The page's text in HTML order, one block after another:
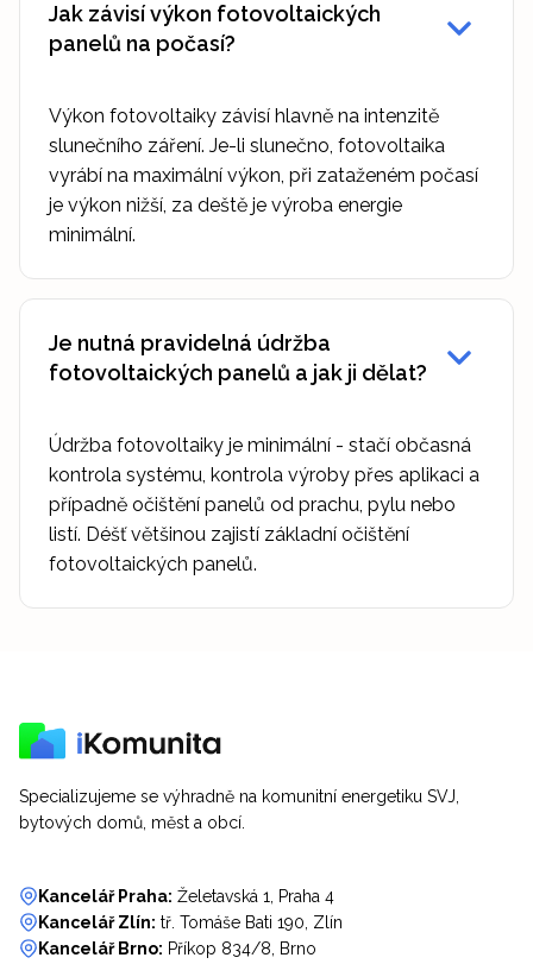
Jak závisí výkon fotovoltaických
panelů na počasí?
Výkon fotovoltaiky závisí hlavně na intenzitě
slunečního záření. Je-li slunečno, fotovoltaika
vyrábí na maximální výkon, při zataženém počasí
je výkon nižší, za deště je výroba energie
minimální.
Je nutná pravidelná údržba
fotovoltaických panelů a jak ji dělat?
Údržba fotovoltaiky je minimální - stačí občasná
kontrola systému, kontrola výroby přes aplikaci a
případně očištění panelů od prachu, pylu nebo
listí. Déšť většinou zajistí základní očištění
fotovoltaických panelů.
Specializujeme se výhradně na komunitní energetiku SVJ,
bytových domů, měst a obcí.
Kancelář Praha: Želetavská 1, Praha 4
Kancelář Zlín: tř. Tomáše Bati 190, Zlín
Kancelář Brno: Příkop 834/8, Brno